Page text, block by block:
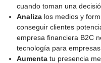
cuando toman una
Analiza los medios y
conseguir clientes
empresa financiera B2C
tecnología para empresas.
Aumenta tu presencia